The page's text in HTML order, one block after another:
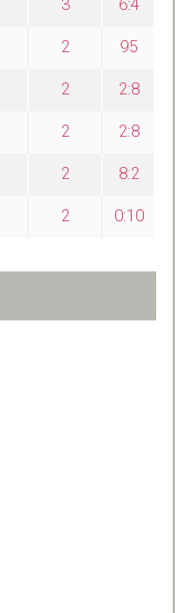
3
6:4
2
95
2
2:8
2
2:8
2
8:2
2 0:10